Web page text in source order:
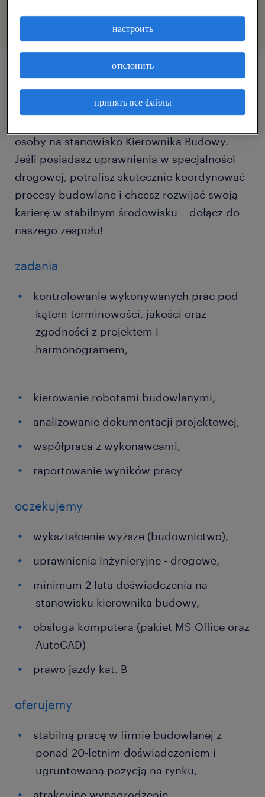
описание должности
osoby na stanowisko Kierownika Budowy.
Jeśli posiadasz uprawnienia w specjalności
drogowej, potrafisz skutecznie koordynować
procesy budowlane i chcesz rozwijać swoją
karierę w stabilnym środowisku – dołącz do
naszego zespołu!
zadania
kontrolowanie wykonywanych prac pod
kątem terminowości, jakości oraz
zgodności z projektem i
harmonogramem,
kierowanie robotami budowlanymi,
analizowanie dokumentacji projektowej,
współpraca z wykonawcami,
raportowanie wyników pracy
oczekujemy
wykształcenie wyższe (budownictwo),
uprawnienia inżynieryjne - drogowe,
minimum 2 lata doświadczenia na
stanowisku kierownika budowy,
obsługa komputera (pakiet MS Office oraz
AutoCAD)
prawo jazdy kat. B
oferujemy
stabilną pracę w firmie budowlanej z
ponad 20-letnim doświadczeniem i
ugruntowaną pozycją na rynku,
принять все файлы
отклонить
настроить